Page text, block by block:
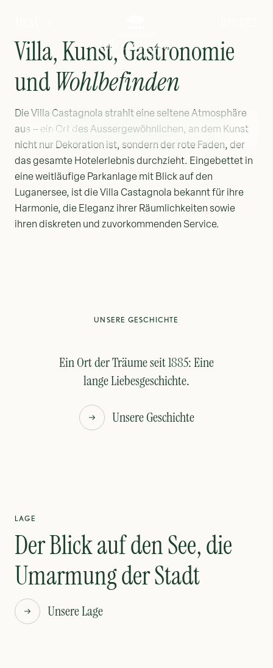
Direkt buchen
Villa, Kunst, Gastronomie
undWohlbefinden
Die Villa Castagnola strahlt eine seltene Atmosphäre
aus – ein Ort des Aussergewöhnlichen, an dem Kunst
nicht nur Dekoration ist, sondern der rote Faden, der
das gesamte Hotelerlebnis durchzieht. Eingebettet in
eine weitläufige Parkanlage mit Blick auf den
Luganersee, ist die Villa Castagnola bekannt für ihre
Harmonie, die Eleganz ihrer Räumlichkeiten sowie
ihren diskreten und zuvorkommenden Service.
UNSERE GESCHICHTE
Ein Ort der Träume seit 1885: Eine
lange Liebesgeschichte.
Unsere Geschichte
LAGE
Der Blick auf den See, die
Umarmung der Stadt
Unsere Lage